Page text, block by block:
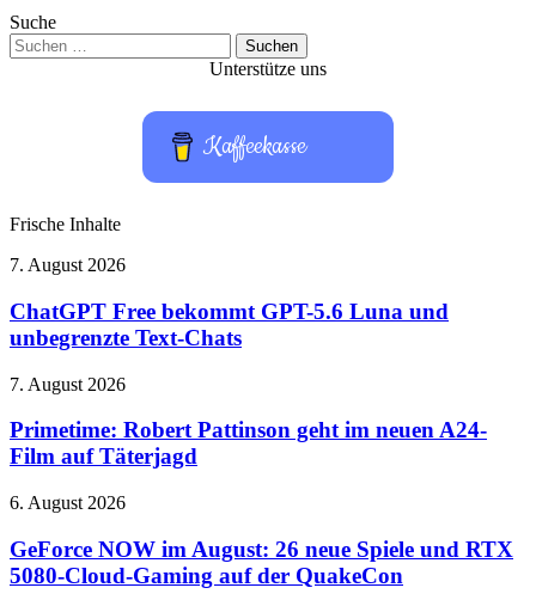
Suche
Suchen
nach:
Unterstütze uns
Kaffeekasse
Frische Inhalte
ChatGPT
bekommt
GPT-
5.6
und
Text-
Chats
7. August 2026
ChatGPT Free bekommt GPT-5.6 Luna und
unbegrenzte Text-Chats
Primetime:
Pattinson
geht
im
A24-
auf
Täterjagd
7. August 2026
Primetime: Robert Pattinson geht im neuen A24-
Film auf Täterjagd
GeForce
im
August:
26
6. August 2026
GeForce NOW im August: 26 neue Spiele und RTX
5080-Cloud-Gaming auf der QuakeCon